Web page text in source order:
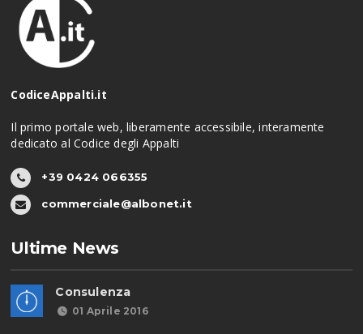
CodiceAppalti.it
Il primo portale web, liberamente accessibile, interamente
dedicato al Codice degli Appalti
+39 0424 066355
commerciale@albonet.it
Ultime News
Consulenza
01 Aprile 2016